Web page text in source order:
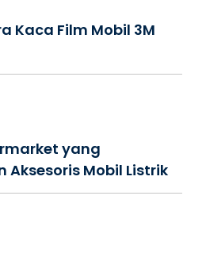
Kaca Film Mobil 3M
yang
Mobil Listrik